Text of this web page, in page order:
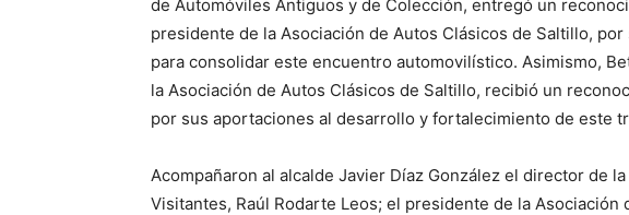
de Automóviles Antiguos y de Colección, entregó un
presidente de la Asociación de Autos Clásicos de Saltillo,
para consolidar este encuentro automovilístico. Asimismo,
la Asociación de Autos Clásicos de Saltillo, recibió un
por sus aportaciones al desarrollo y fortalecimiento de este
Acompañaron al alcalde Javier Díaz González el director de
Visitantes, Raúl Rodarte Leos; el presidente de la Asociación